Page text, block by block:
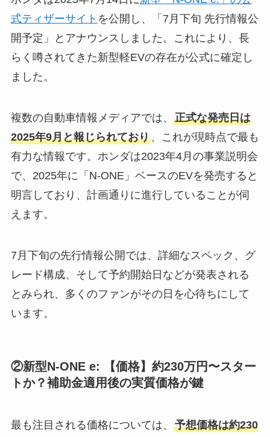
式ティザーサイト を公開し、「7月下旬 先行情報公
開予定」とアナウンスしました。これにより、長
らく噂されてきた新型軽EVの存在が公式に確定し
ました。
複数の自動車情報メディアでは、 正式な発売日は
2025年9月と報じられており、これが現時点で最も
有力な情報です。ホンダは2023年4月の事業説明会
で、2025年に「N-ONE」ベースのEVを発売すると
明言しており、計画通りに進行していることが伺
えます。
7月下旬の先行情報公開では、詳細なスペック、グ
レード構成、そして予約開始日などが発表される
とみられ、多くのファンがその日を心待ちにして
います。
②新型N-ONE e: 【価格】約230万円〜スター
トか？補助金適用後の実質価格が鍵
最も注目される価格については、 予想価格は約230